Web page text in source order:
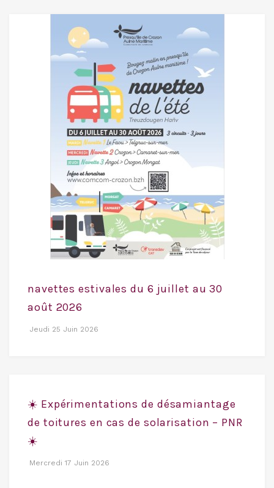
navettes estivales du 6 juillet au 30
août 2026
Jeudi 25 Juin 2026
☀️ Expérimentations de désamiantage
de toitures en cas de solarisation – PNR
☀️
Mercredi 17 Juin 2026